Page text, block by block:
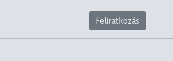
Feliratkozás